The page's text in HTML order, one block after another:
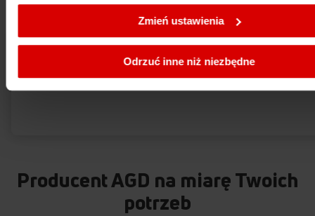
Zmień ustawienia
Odrzuć inne niż niezbędne
Producent AGD na miarę Twoich
potrzeb